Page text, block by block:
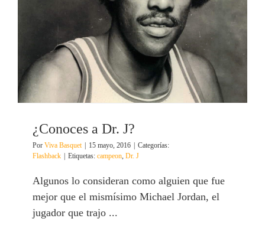
¿Conoces a Dr. J?
Por Viva Basquet 15 mayo, 2016
Categorías:
Flashback
Etiquetas: campeon, Dr. J
Algunos lo consideran como alguien que fue
mejor que el mismísimo Michael Jordan, el
jugador que trajo ...